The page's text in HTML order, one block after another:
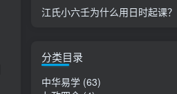
江氏小六壬为什么用日时起课？
分类目录
中华易学 (63)